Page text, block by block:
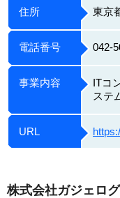
住所 東京
電話番号 042-
事業内容
ITコ
ステ
URL
株式会社ガジェログ